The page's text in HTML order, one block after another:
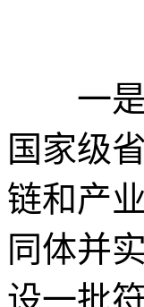
一是
国家级
链和产
同体并
设一批